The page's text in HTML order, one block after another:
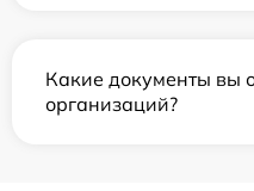
Какие документы вы
организаций?